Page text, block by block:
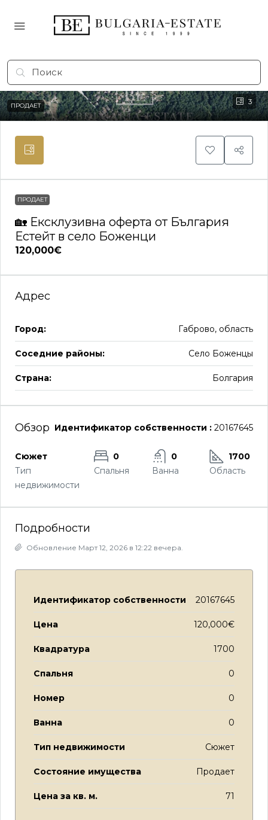
3
ПРОДАЕТ
ПРОДАЕТ
🏡 Ексклузивна оферта от България
Естейт в село Боженци
120,000€
Адрес
Город: Габрово, область
Соседние районы: Село Боженцы
Страна: Болгария
Обзор Идентификатор собственности : 20167645
Сюжет
Тип
недвижимости
0
Спальня
0
Ванна
1700
Область
Подробности
Обновление Март 12, 2026 в 12:22 вечера.
Идентификатор собственности 20167645
Цена 120,000€
Квадратура 1700
Спальня 0
Номер 0
Ванна 0
Тип недвижимости Сюжет
Состояние имущества Продает
Цена за кв. м. 71